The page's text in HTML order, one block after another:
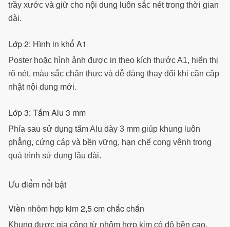
trầy xước và giữ cho nội dung luôn sắc nét trong thời gian
dài.
Lớp 2: Hình in khổ A1
Poster hoặc hình ảnh được in theo kích thước A1, hiển thị
rõ nét, màu sắc chân thực và dễ dàng thay đổi khi cần cập
nhật nội dung mới.
Lớp 3: Tấm Alu 3 mm
Phía sau sử dụng tấm Alu dày 3 mm giúp khung luôn
phẳng, cứng cáp và bền vững, hạn chế cong vênh trong
quá trình sử dụng lâu dài.
Ưu điểm nổi bật
Viền nhôm hợp kim 2,5 cm chắc chắn
Khung được gia công từ nhôm hợp kim có độ bền cao,